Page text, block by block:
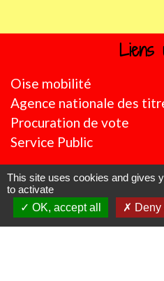
Liens
Oise mobilité
Agence nationale des
Procuration de vote
Service Public
Partenaires
Région Hauts-de-France
This site uses cookies and gives
to activate
OK, accept all